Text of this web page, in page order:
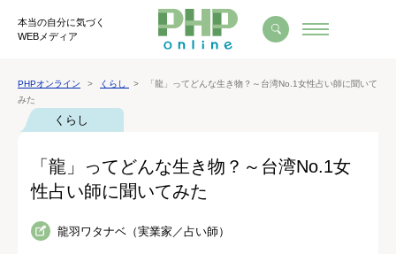
本当の自分に気づく
WEBメディア
PHPオンライン くらし
「龍」ってどんな生き物？～台湾No.1女性占い師に聞いて
みた
くらし
「龍」ってどんな生き物？～台湾No.1女
性占い師に聞いてみた
龍羽ワタナベ（実業家／占い師）